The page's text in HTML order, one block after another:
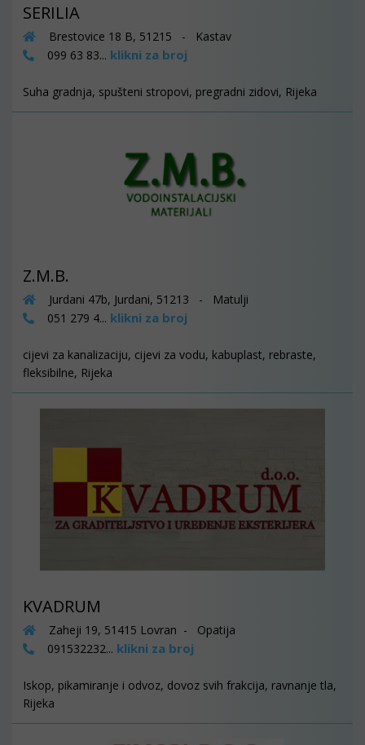
SERILIA
Brestovice 18 B, 51215 - Kastav
099 63 83... klikni za broj
Suha gradnja, spušteni stropovi, pregradni zidovi, Rijeka
Z.M.B.
Jurdani 47b, Jurdani, 51213 - Matulji
051 279 4... klikni za broj
cijevi za kanalizaciju, cijevi za vodu, kabuplast, rebraste,
fleksibilne, Rijeka
KVADRUM
Zaheji 19, 51415 Lovran - Opatija
091532232... klikni za broj
Iskop, pikamiranje i odvoz, dovoz svih frakcija, ravnanje tla,
Rijeka